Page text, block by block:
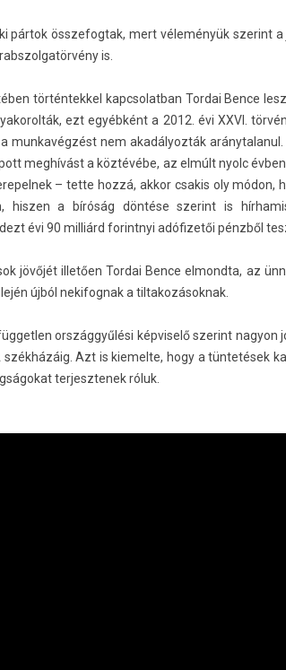
pártok összefog­tak, mert véleményük szerint
is.
tör­téntek­kel kapcsolat­ban Tor­dai Bence
ezt egyébként a 2012. évi XXVI.
mun­kavég­zést nem akadályozták
meghívást a köztévébe, az elmúlt nyolc
– tette hozzá, akkor csakis oly
hisz­en a bíróság döntése szerint is
évi 90 milliárd forintnyi adófizetői pénzből
jövőjét illetően Tor­dai Bence el­mondta, az
újból nekifog­nak a til­takozások­nak.
országgyűlési kép­viselő szerint nagyon
székházáig. Azt is kiemel­te, hogy a tüntetések
ter­jesztenek róluk.